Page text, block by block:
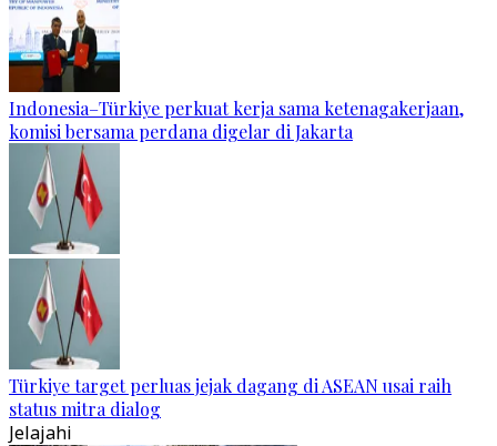
Indonesia–Türkiye perkuat kerja sama ketenagakerjaan,
komisi bersama perdana digelar di Jakarta
Türkiye target perluas jejak dagang di ASEAN usai raih
status mitra dialog
Jelajahi